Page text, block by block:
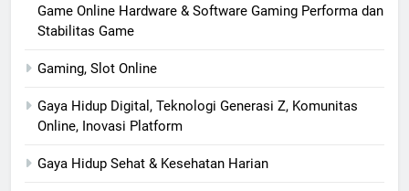
Game Online Hardware & Software Gaming Performa dan
Stabilitas Game
Gaming, Slot Online
Gaya Hidup Digital, Teknologi Generasi Z, Komunitas
Online, Inovasi Platform
Gaya Hidup Sehat & Kesehatan Harian